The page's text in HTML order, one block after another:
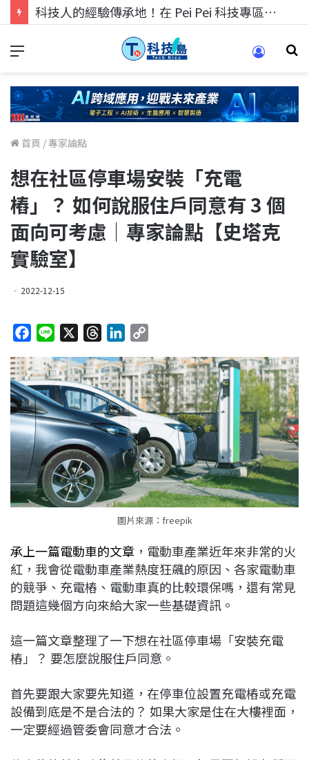
科技人找工作，就到TECH+ 科技專區!
首頁 /專家論點
想在社區停車場安裝「充電
樁」？ 如何說服住戶同意有 3 個
面向可考慮｜專家論點【史塔克
實驗室】
2022-12-15
c
e
b
o
o
k
n
e
r
e
a
d
s
n
k
e
d
I
n
p
y
L
n
k
圖片來源：freepik
承上一篇電動車的文章 ，電動車產業近年來非常的火
紅，我會從電動車產業熱度狂飆的原因、各家電動車
的競爭、充電樁、電動車真的比較環保嗎，還有常見
問題這幾個方向來給大家一些基礎資訊。
這一篇文章整理了一下想在社區停車場「安裝充電
樁」？ 要怎麼說服住戶同意。
首先要跟大家要先知道，在停車位設置充電樁或充電
設備到底是不是合法的？ 如果大家是住在大樓裡面，
一定要經過管委會同意才合法。